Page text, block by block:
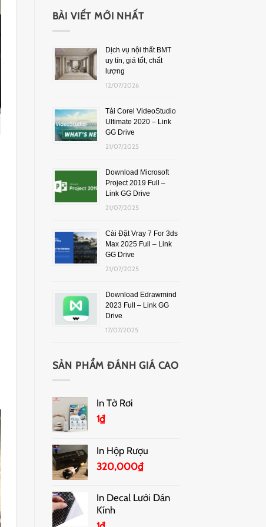
BÀI VIẾT MỚI NHẤT
Dịch vụ nội thất BMT
uy tín, giá tốt, chất
lượng
12/07/2026
Tải Corel VideoStudio
Ultimate 2020 – Link
GG Drive
21/07/2025
Download Microsoft
Project 2019 Full –
Link GG Drive
21/07/2025
Cài Đặt Vray 7 For 3ds
Max 2025 Full – Link
GG Drive
21/07/2025
Download Edrawmind
2023 Full – Link GG
Drive
17/07/2025
SẢN PHẨM ĐÁNH GIÁ CAO
In Tờ Rơi
1₫
In Hộp Rượu
320,000₫
In Decal Lưới Dán
Kính